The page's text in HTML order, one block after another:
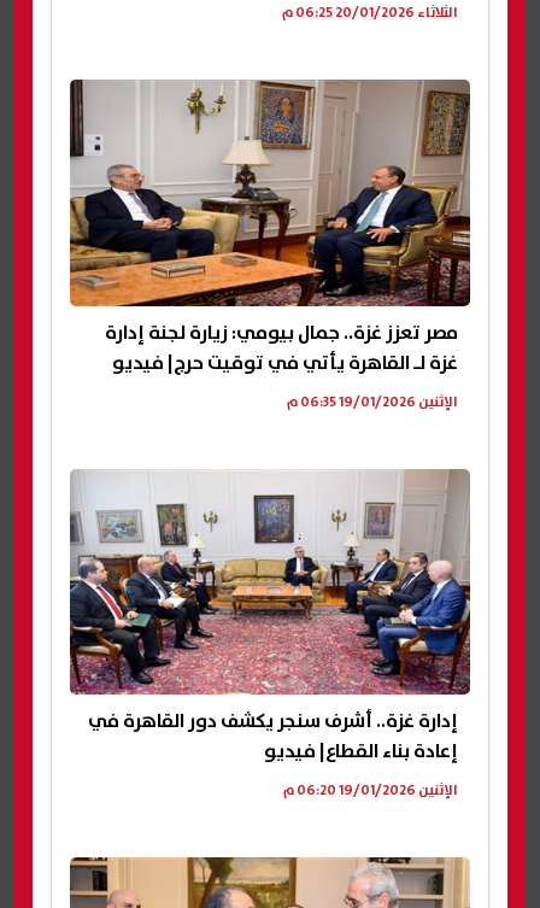
الثلاثاء 20/01/2026 06:25 م
مصر تعزز غزة.. جمال بيومي: زيارة لجنة إدارة
غزة لـ القاهرة يأتي في توقيت حرج| فيديو
الإثنين 19/01/2026 06:35 م
إدارة غزة.. أشرف سنجر يكشف دور القاهرة في
إعادة بناء القطاع| فيديو
الإثنين 19/01/2026 06:20 م